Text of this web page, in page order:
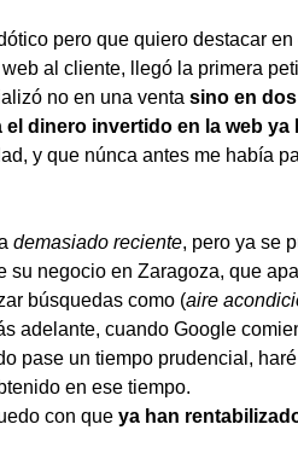
pero que quiero destacar
web al cliente, llegó la primera
no en una venta sino en dos
el dinero invertido en la web ya
y que núnca antes me había
demasiado reciente, pero ya se
su negocio en Zaragoza, que
búsquedas como (aire
adelante, cuando Google
pase un tiempo prudencial ,
en ese tiempo.
con que ya han